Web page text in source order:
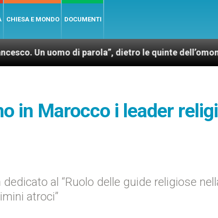
CHIESA E MONDO DOCUMENTI
uomo di parola”, dietro le quinte dell’omonimo film
in Marocco i leader
al “Ruolo delle guide religiose
atroci”